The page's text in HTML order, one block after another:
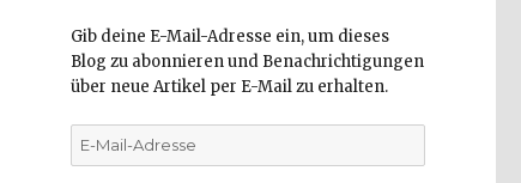
Gib deine E-Mail-Adresse ein, um dieses
Blog zu abonnieren und Benachrichtigungen
über neue Artikel per E-Mail zu erhalten.
E-
Mail-